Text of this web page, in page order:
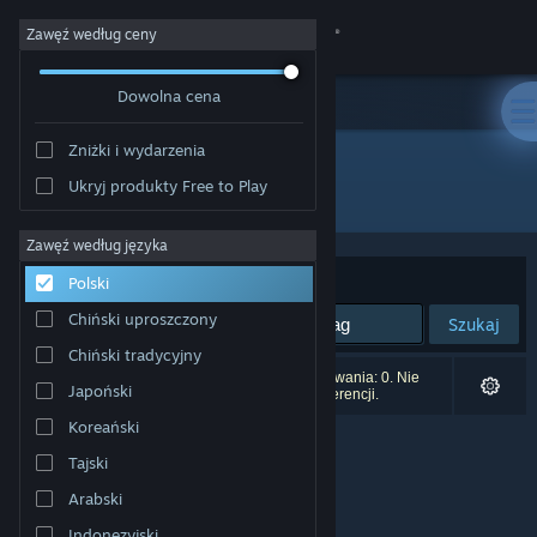
Zaloguj się
Społeczność
Informacje
Wsparcie
Zmień język
Pobierz aplikację mobilną Steam
Wersja przeglądarkowa
Zawęź według ceny
Dowolna cena
Zniżki i wydarzenia
Ukryj produkty Free to Play
Zawęź według języka
Polski
Chiński uproszczony
Chiński tradycyjny
Japoński
Koreański
Tajski
Arabski
Producent: NIRVANA
Sortuj według:
Szukaj
Liczba wyników pasujących do twojego wyszukiwania: 0. Nie
uwzględniono 1 tytułu na podstawie twoich preferencji.